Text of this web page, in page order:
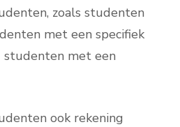
zoals studenten
met een specifiek
met een
ook rekening